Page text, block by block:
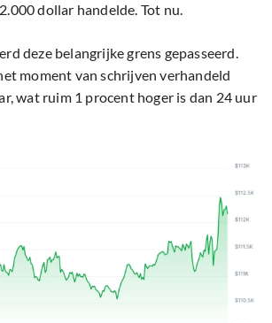
dollar handelde. Tot nu.
deze belangrijke grens gepasseerd.
moment van schrijven verhandeld
wat ruim 1 procent hoger is dan 24 uur